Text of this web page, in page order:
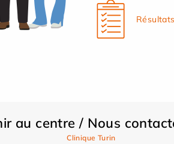
au centre / Nous
Clinique Turin